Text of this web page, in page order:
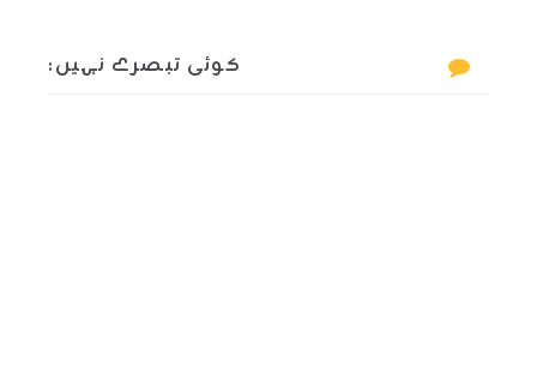
کوئی تبصرے نہیں: